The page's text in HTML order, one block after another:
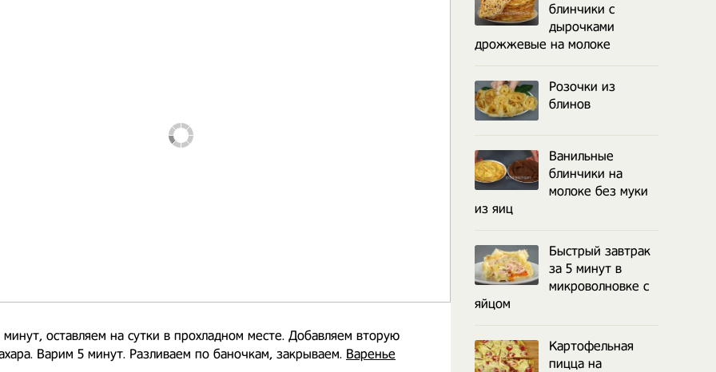
оставляем на сутки в прохладном месте. Добавляем вторую
Варим 5 минут. Разливаем по баночкам, закрываем. Варенье
блинчики с
дырочками
дрожжевые на молоке
Розочки из
блинов
Ванильные
блинчики на
молоке без муки
из яиц
Быстрый завтрак
за 5 минут в
микроволновке с
яйцом
Картофельная
пицца на